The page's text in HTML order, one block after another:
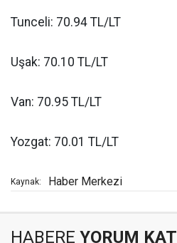
Tunceli: 70.94 TL/LT
Uşak: 70.10 TL/LT
Van: 70.95 TL/LT
Yozgat: 70.01 TL/LT
Kaynak: Haber Merkezi
HABERE YORUM KAT